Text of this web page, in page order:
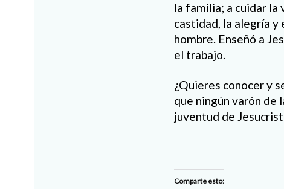
la familia; a cuidar la
castidad, la alegría y
hombre. Enseñó a
el trabajo.
¿Quieres conocer y
que ningún varón de
juventud de
Comparte esto: